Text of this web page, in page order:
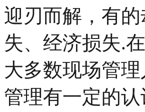
迎刃而解，有
失、经济损失.
大多数现场管
管理有一定的